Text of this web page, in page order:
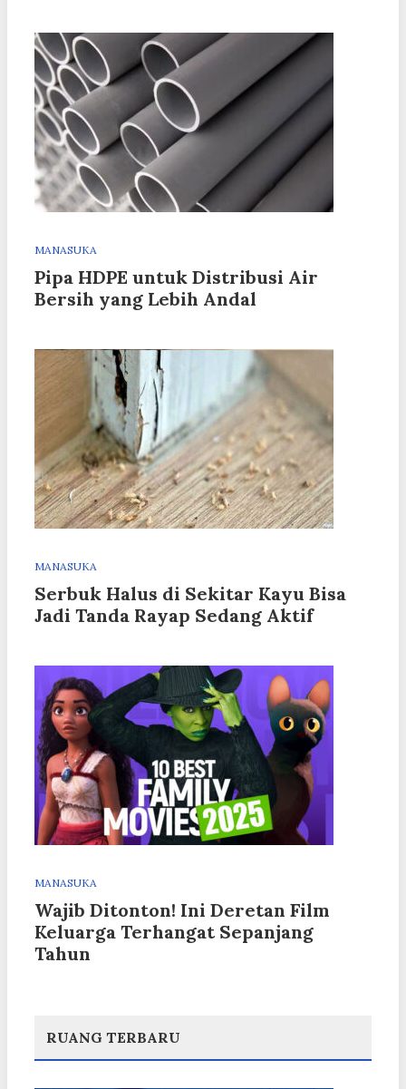
MANASUKA
Pipa HDPE untuk Distribusi Air
Bersih yang Lebih Andal
MANASUKA
Serbuk Halus di Sekitar Kayu Bisa
Jadi Tanda Rayap Sedang Aktif
MANASUKA
Wajib Ditonton! Ini Deretan Film
Keluarga Terhangat Sepanjang
Tahun
RUANG TERBARU